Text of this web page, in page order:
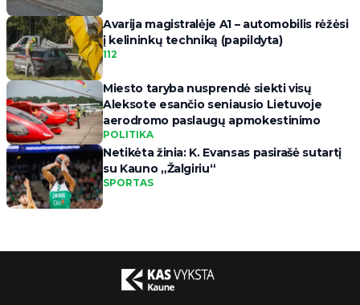
Avarija magistralėje A1 – automobilis rėžėsi
į kelininkų techniką (papildyta)
112
Miesto taryba nusprendė siekti visų
Aleksote esančio seniausio Lietuvoje
aerodromo paslaugų apmokestinimo
POLITIKA
Netikėta žinia: K. Evansas pasirašė sutartį
su Kauno „Žalgiriu“
SPORTAS